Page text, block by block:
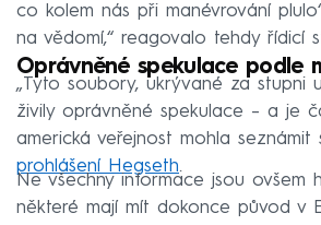
co kolem nás při manévrování
na vědomí,“ reagovalo tehdy řídicí
Oprávněné spekulace podle
„Tyto soubory, ukrývané za stupni
živily oprávněné spekulace – a je
americká veřejnost mohla seznámit
prohlášení Hegseth.
Ne všechny informace jsou ovšem
některé mají mít dokonce původ v